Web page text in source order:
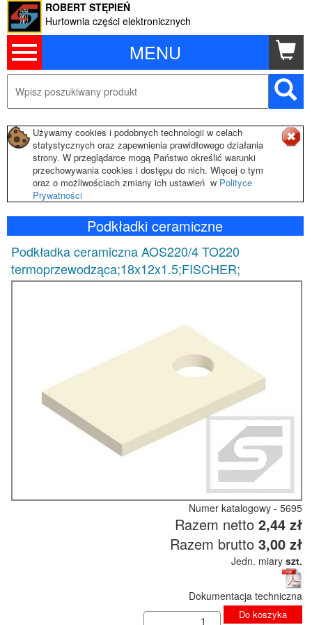
MENU
ROBERT STĘPIEŃ
Hurtownia części elektronicznych
Używamy cookies i podobnych technologii w celach
statystycznych oraz zapewnienia prawidłowego działania
strony. W przeglądarce mogą Państwo określić warunki
przechowywania cookies i dostępu do nich. Więcej o tym
oraz o możliwościach zmiany ich ustawień w Polityce
Prywatności
Podkładki ceramiczne
Podkładka ceramiczna AOS220/4 TO220
termoprzewodząca;18x12x1.5;FISCHER;
Numer katalogowy - 5695
Razem netto 2,44 zł
Razem brutto 3,00 zł
Jedn. miary szt.
Dokumentacja techniczna
Do koszyka